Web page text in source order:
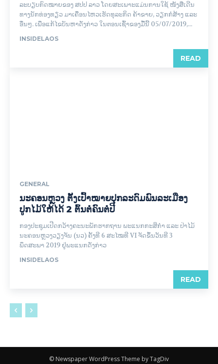
ລະບຽບກົດໝາຍຂອງ ສປປ ລາວ ໂດຍສະເພາະແມ່ນການໃຊ້ ໜັງສືເດີນ
ທາງນັກທ່ອງທຽ່ວ ມາເຄື່ອນໄຫວເຮັດທຸລະກິດ ຄ້າຂາຍ, ວຽກກໍ່ສ້າງ ແລະ
ອື່ນໆ. ເພື່ອແກ້ໄຂບັນຫາດັ່ງກ່າວ ໃນຕອນເຊົ້າຂອງມື້ນີ້ 05/07/2019,...
INSIDELAOS
READ
GENERAL
ນະຄອນຫຼວງ ຕັ້ງເປົ້າໝາຍປຸກລະດົມພົນລະເມືອງ
ປູກໄມ້ໃຫ້ໄດ້ 2 ຕົ້ນຕໍ່ຄົນຕໍ່ປີ
ກອງປະຊຸມເປີດກວ້າງຄະນະພັກຮາກຖານ ພະແນກກະສິກໍາ ແລະ ປ່າໄມ້
ນະຄອນຫຼວງວຽງຈັນ (ນວ) ຄັ້ງທີ 6 ສະໄໝທີ VI ຈັດຂຶ້ນວັນທີ 3
ພຶດສະພາ 2019 ຢູ່ພະແນກດັ່ງກ່າວ
INSIDELAOS
READ
© Newspaper WordPress Theme by TagDiv